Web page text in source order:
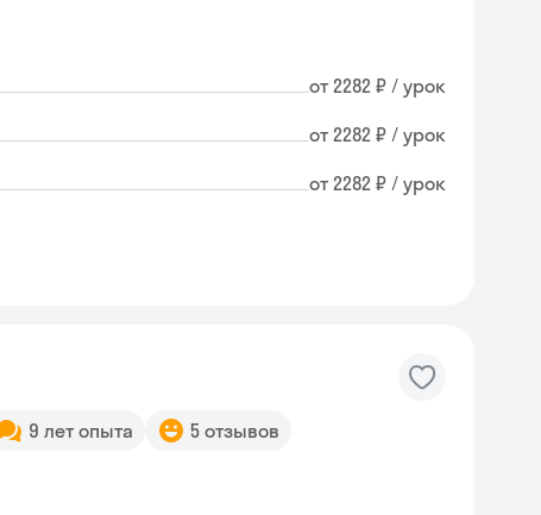
от 2282 ₽ / урок
от 2282 ₽ / урок
от 2282 ₽ / урок
9 лет опыта 5 отзывов